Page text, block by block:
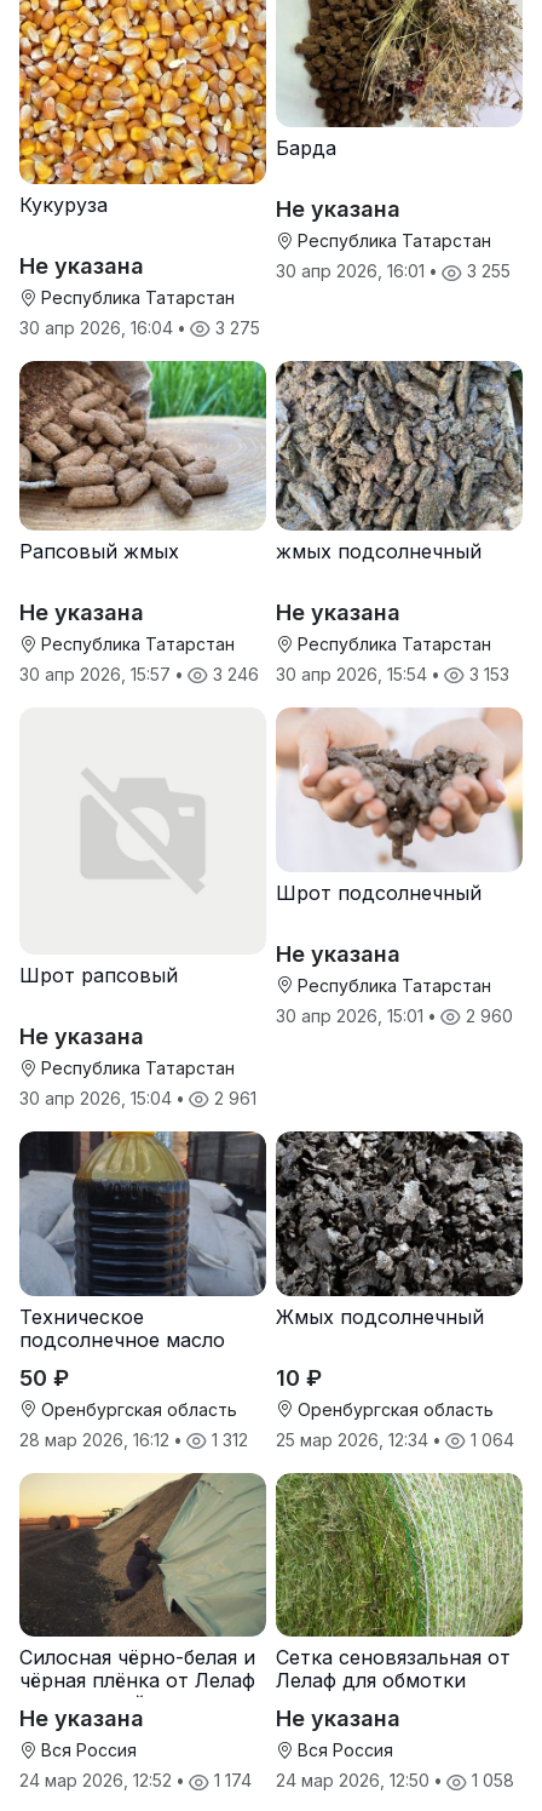
Кукуруза
Не указана
Республика Татарстан
30 апр 2026, 16:04 • 3 275
Барда
Не указана
Республика Татарстан
30 апр 2026, 16:01 • 3 255
Рапсовый жмых
Не указана
Республика Татарстан
30 апр 2026, 15:57 • 3 246
жмых подсолнечный
Не указана
Республика Татарстан
30 апр 2026, 15:54 • 3 153
Шрот рапсовый
Не указана
Республика Татарстан
30 апр 2026, 15:04 • 2 961
Шрот подсолнечный
Не указана
Республика Татарстан
30 апр 2026, 15:01 • 2 960
Техническое
подсолнечное масло
50 ₽
Оренбургская область
28 мар 2026, 16:12 • 1 312
Жмых подсолнечный
10 ₽
Оренбургская область
25 мар 2026, 12:34 • 1 064
Силосная чёрно-белая и
чёрная плёнка от Лелаф
для траншей и ям
силоса/сенажа
Не указана
Вся Россия
24 мар 2026, 12:52 • 1 174
Сетка сеновязальная от
Лелаф для обмотки
Не указана
Вся Россия
24 мар 2026, 12:50 • 1 058